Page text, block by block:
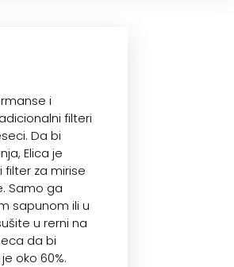
i
filteri
Da bi
Elica je
filter za mirise
Samo ga
sapunom ili u
u rerni na
da bi
oko 60%.